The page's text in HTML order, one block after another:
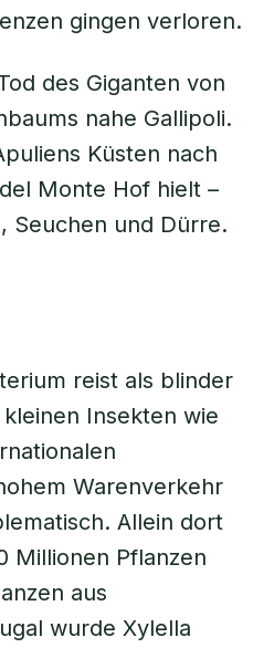
gingen verloren.
des Giganten von
nahe Gallipoli.
Küsten nach
Monte Hof hielt –
Seuchen und Dürre.
reist als blinder
Insekten wie
Warenverkehr
Allein dort
Millionen Pflanzen
aus
wurde Xylella